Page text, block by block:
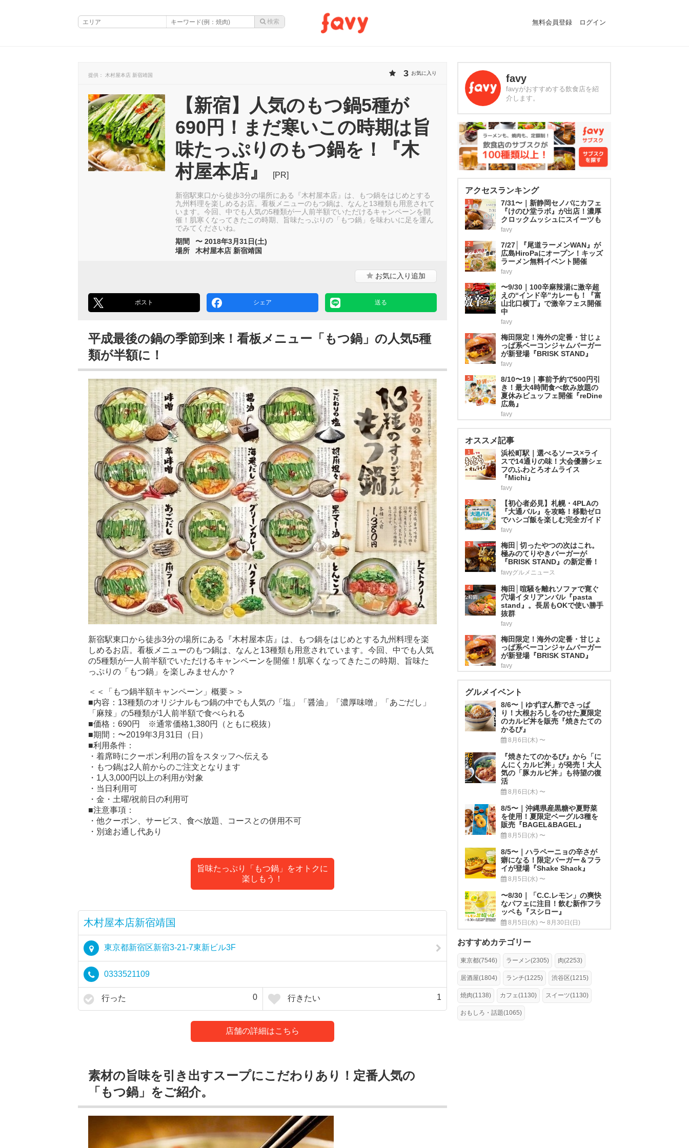
無料会員登録 ログイン
提供： 木村屋本店 新宿靖国 3 お気に入り
【新宿】人気のもつ鍋5種が
690円！まだ寒いこの時期は旨
味たっぷりのもつ鍋を！『木
村屋本店』
[PR]
新宿駅東口から徒歩3分の場所にある『木村屋本店』は、もつ鍋をはじめとする
九州料理を楽しめるお店。看板メニューのもつ鍋は、なんと13種類も用意されて
います。今回、中でも人気の5種類が一人前半額でいただけるキャンペーンを開
催！肌寒くなってきたこの時期、旨味たっぷりの「もつ鍋」を味わいに足を運ん
でみてくださいね。
期間
〜 2018年3月31日(土)
場所
木村屋本店 新宿靖国
お気に入り追加
ポスト シェア 送る
平成最後の鍋の季節到来！看板メニュー「もつ鍋」の人気5種
類が半額に！
新宿駅東口から徒歩3分の場所にある『木村屋本店』は、もつ鍋をはじめとする九州料理を楽
しめるお店。看板メニューのもつ鍋は、なんと13種類も用意されています。今回、中でも人気
の5種類が一人前半額でいただけるキャンペーンを開催！肌寒くなってきたこの時期、旨味た
っぷりの「もつ鍋」を楽しみませんか？
＜＜「もつ鍋半額キャンペーン」概要＞＞
■内容：13種類のオリジナルもつ鍋の中でも人気の「塩」「醤油」「濃厚味噌」「あごだし」
「麻辣」の5種類が1人前半額で食べられる
■価格：690円 ※通常価格1,380円（ともに税抜）
■期間：〜2019年3月31日（日）
■利用条件：
・着席時にクーポン利用の旨をスタッフへ伝える
・もつ鍋は2人前からのご注文となります
・1人3,000円以上の利用が対象
・当日利用可
・金・土曜/祝前日の利用可
■注意事項：
・他クーポン、サービス、食べ放題、コースとの併用不可
・別途お通し代あり
旨味たっぷり「もつ鍋」をオトクに
楽しもう！
木村屋本店新宿靖国
東京都新宿区新宿3-21-7東新ビル3F
0333521109
行った 0 行きたい 1
店舗の詳細はこちら
素材の旨味を引き出すスープにこだわりあり！定番人気の
「もつ鍋」をご紹介。
favy
favyがおすすめする飲食店を紹
介します。
アクセスランキング
1
7/31〜｜新静岡セノバにカフェ
『けのひ堂ラボ』が出店！濃厚
クロックムッシュにスイーツも
favy
2
7/27│『尾道ラーメンWAN』が
広島HiroPaにオープン！キッズ
ラーメン無料イベント開催
favy
3
〜9/30｜100辛麻辣湯に激辛超
えの“インド辛”カレーも！『富
山北口横丁』で激辛フェス開催
中
favy
4
梅田限定！海外の定番・甘じょ
っぱ系ベーコンジャムバーガー
が新登場『BRISK STAND』
favy
5
8/10〜19｜事前予約で500円引
き！最大4時間食べ飲み放題の
夏休みビュッフェ開催『reDine
広島』
favy
オススメ記事
1
浜松町駅｜選べるソース×ライ
スで14通りの味！大会優勝シェ
フのふわとろオムライス
『Michi』
favy
2
【初心者必見】札幌・4PLAの
『大通バル』を攻略！移動ゼロ
でハシゴ飯を楽しむ完全ガイド
favy
3
梅田│切ったやつの次はこれ。
極みのてりやきバーガーが
『BRISK STAND』の新定番！
favyグルメニュース
4
梅田│喧騒を離れソファで寛ぐ
穴場イタリアンバル『pasta
stand』。長居もOKで使い勝手
抜群
favy
5
梅田限定！海外の定番・甘じょ
っぱ系ベーコンジャムバーガー
が新登場『BRISK STAND』
favy
グルメイベント
8/6〜｜ゆずぽん酢でさっぱ
り！大根おろしをのせた夏限定
のカルビ丼を販売『焼きたての
かるび』
8月6日(木) 〜
『焼きたてのかるび』から「に
んにくカルビ丼」が発売！大人
気の「豚カルビ丼」も待望の復
活
8月6日(木) 〜
8/5〜｜沖縄県産黒糖や夏野菜
を使用！夏限定ベーグル3種を
販売『BAGEL&BAGEL』
8月5日(水) 〜
8/5〜｜ハラペーニョの辛さが
癖になる！限定バーガー＆フラ
イが登場『Shake Shack』
8月5日(水) 〜
〜8/30｜「C.C.レモン」の爽快
なパフェに注目！飲む新作フラ
ッペも『スシロー』
8月5日(水) 〜 8月30日(日)
おすすめカテゴリー
東京都(7546) ラーメン(2305) 肉(2253)
居酒屋(1804) ランチ(1225) 渋谷区(1215)
焼肉(1138) カフェ(1130) スイーツ(1130)
おもしろ・話題(1065)